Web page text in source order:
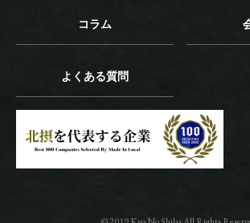
コラム
よくある質問